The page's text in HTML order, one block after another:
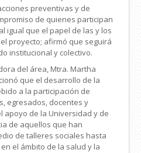
preventivas y de
de quienes participan
igual que el papel de las y los
proyecto; afirmó que seguirá
institucional y colectivo.
del área, Mtra. Martha
que el desarrollo de la
a la participación de
egresados, docentes y
apoyo de la Universidad y de
de aquellos que han
de talleres sociales hasta
el ámbito de la salud y la